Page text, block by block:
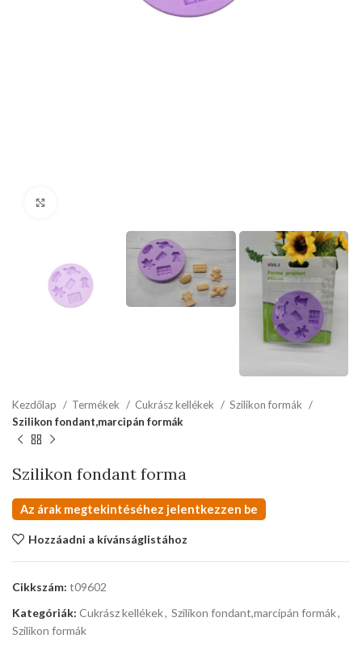
Kezdőlap Termékek Cukrász kellékek
Szilikon formák
Szilikon fondant,marcipán formák
Szilikon fondant forma
Az árak megtekintéséhez jelentkezzen be
Hozzáadni a kívánságlistához
Cikkszám: t09602
Kategóriák: Cukrász kellékek, Szilikon fondant,marcipán formák,
Szilikon formák